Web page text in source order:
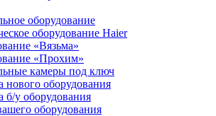
оборудование
оборудование Haier
«Вязьма»
«Прохим»
камеры под ключ
нового оборудования
б/у оборудования
оборудования